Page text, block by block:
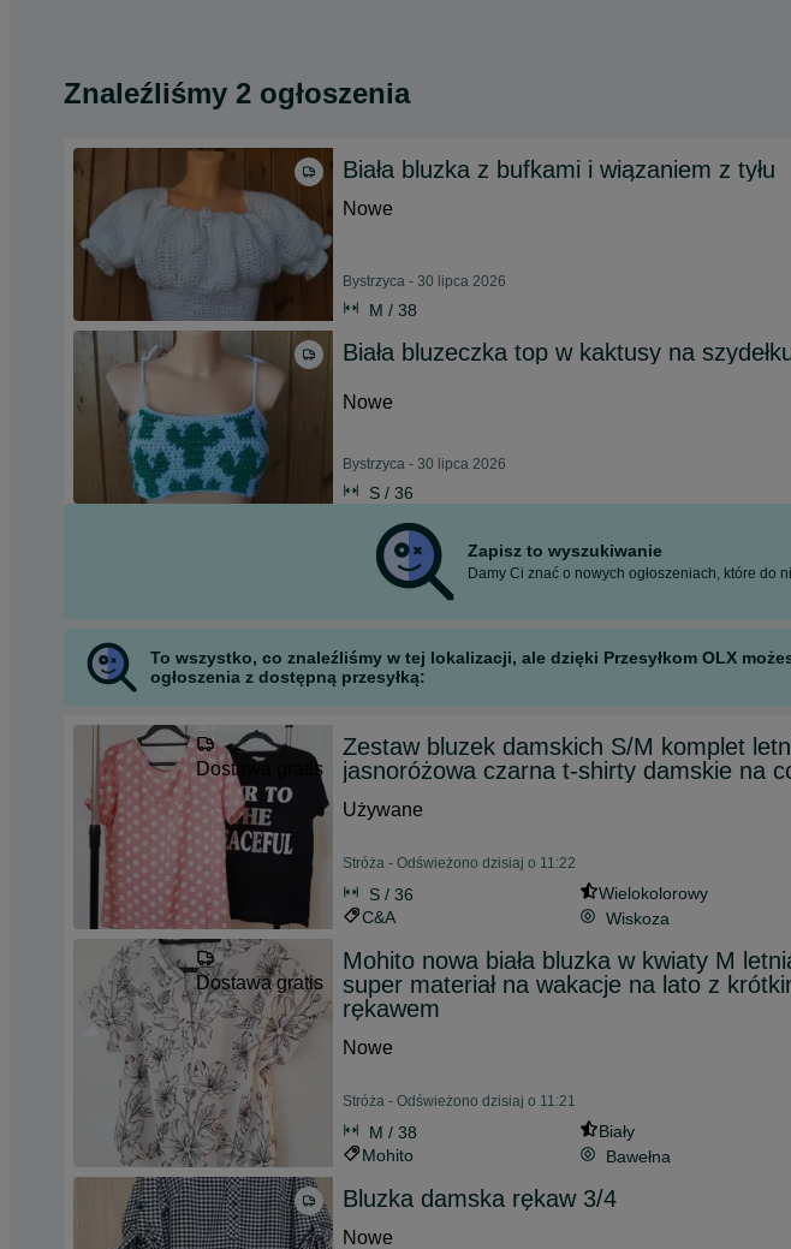
Znaleźliśmy 2 ogłoszenia
Biała bluzka z bufkami i wiązaniem z tyłu
Nowe
Bystrzyca - 30 lipca 2026
M / 38
Biała bluzeczka top w kaktusy na
Nowe
Bystrzyca - 30 lipca 2026
S / 36
Zapisz to wyszukiwanie
Damy Ci znać o nowych ogłoszeniach, które do
To wszystko, co znaleźliśmy w tej lokalizacji, ale dzięki Przesyłkom OLX
ogłoszenia z dostępną przesyłką:
Dostawa gratis
Zestaw bluzek damskich S/M komplet
jasnoróżowa czarna t-shirty damskie na
Używane
Stróża - Odświeżono dzisiaj o 11:22
S / 36
Wielokolorowy
C&A
Wiskoza
Dostawa gratis
Mohito nowa biała bluzka w kwiaty M
super materiał na wakacje na lato z
rękawem
Nowe
Stróża - Odświeżono dzisiaj o 11:21
M / 38
Biały
Mohito
Bawełna
Bluzka damska rękaw 3/4
Nowe